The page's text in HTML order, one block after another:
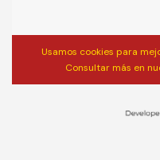
Usamos cookies para
Consultar más en